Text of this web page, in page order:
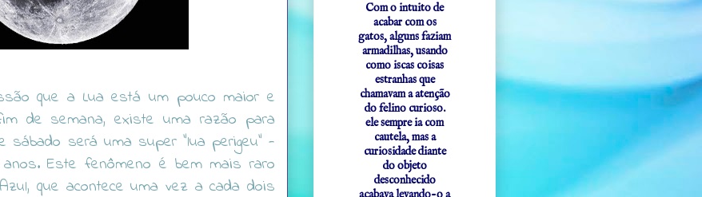
que a Lua está um pouco maior e
de semana, existe uma razão para
sábado será uma super "lua perigeu" -
Este fenômeno é bem mais raro
que acontece uma vez a cada dois
Com o intuito de
acabar com os
gatos, alguns faziam
armadilhas, usando
como iscas coisas
estranhas que
chamavam a atenção
do felino curioso.
ele sempre ia com
cautela, mas a
curiosidade diante
do objeto
desconhecido